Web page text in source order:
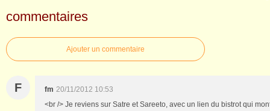
commentaires
Ajouter un commentaire
F fm 20/11/2012 10:53
<br /> Je reviens sur Satre et Sareeto, avec un lien du bistrot qui